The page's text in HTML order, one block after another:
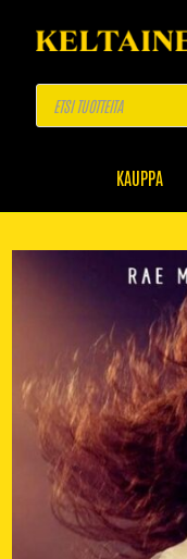
Products
search
KAUPPA